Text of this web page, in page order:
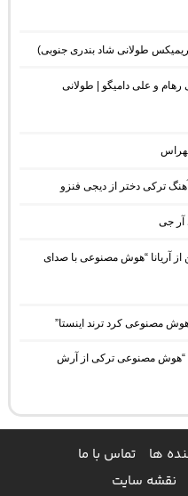
موزیک باکس 43 از دیجی رهام و علی دامیگو | طولانی
ترکی دختر از دیجی فنزو
آر جی
از آریانا “هوش مصنوعی با صدای
دانلود آهنگ Yavaş Yavaş Derin Derin “هوش مصنوعی ترکی از آرش
ها
تماس با ما
نقشه سایت